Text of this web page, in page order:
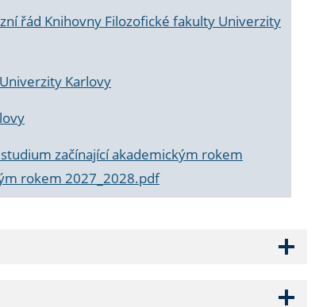
řád Knihovny Filozofické fakulty Univerzity
Karlovy
začínající akademickým rokem
rokem 2027_2028.pdf